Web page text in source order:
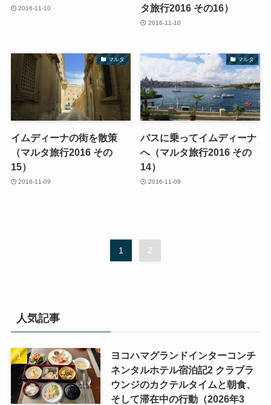
2016-11-10
タ旅行2016 その16）
2016-11-10
マルタ
イムディーナの街を散策
（マルタ旅行2016 その
15）
2016-11-09
マルタ
バスに乗ってイムディーナ
へ（マルタ旅行2016 その
14）
2016-11-09
1 2
人気記事
ヨコハマグランドインターコンチ
ネンタルホテル宿泊記2 クラブラ
ウンジのカクテルタイムと朝食、
そして滞在中の行動（2026年3